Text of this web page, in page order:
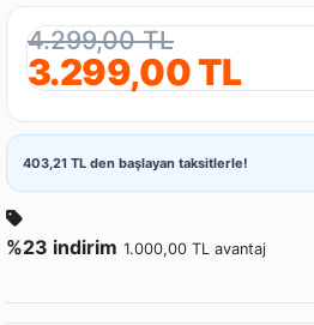
4.299,00 TL
3.299,00 TL
403,21 TL den başlayan taksitlerle!
%23 indirim 1.000,00 TL avantaj